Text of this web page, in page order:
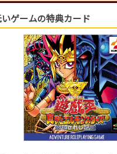
ゲームの特典カード